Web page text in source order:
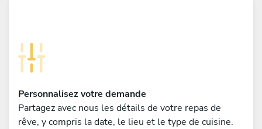
Personnalisez votre demande
Partagez avec nous les détails de votre repas de
rêve, y compris la date, le lieu et le type de cuisine.